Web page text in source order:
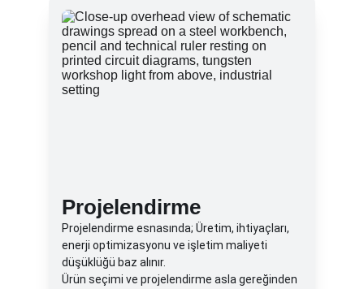
Projelendirme
Projelendirme esnasında; Üretim, ihtiyaçları,
enerji optimizasyonu ve işletim maliyeti
düşüklüğü baz alınır.
Ürün seçimi ve projelendirme asla gereğinden